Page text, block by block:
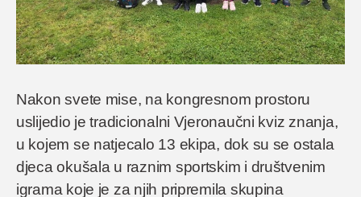
Nakon svete mise, na kongresnom prostoru
uslijedio je tradicionalni Vjeronaučni kviz znanja,
u kojem se natjecalo 13 ekipa, dok su se ostala
djeca okušala u raznim sportskim i društvenim
igrama koje je za njih pripremila skupina